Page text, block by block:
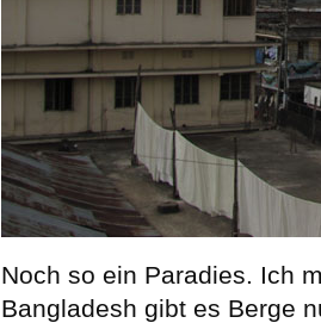
Noch so ein Paradies. Ich
Bangladesh gibt es Berge